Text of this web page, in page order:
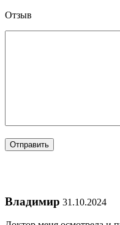
Отзыв
Владимир 31.10.2024